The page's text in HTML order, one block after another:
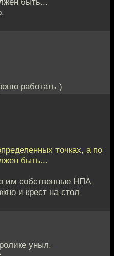
работать )
точках, а по
быть...
им собственные НПА
и крест на стол
уныл.